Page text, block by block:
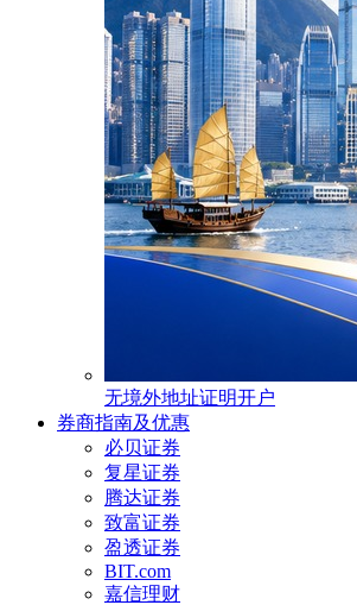
无境外地址证明开户
券商指南及优惠
必贝证券
复星证券
腾达证券
致富证券
盈透证券
BIT.com
嘉信理财